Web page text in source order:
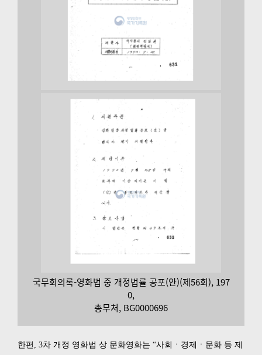
국무회의록-영화법 중 개정법률 공포(안)(제56회), 197
0,
총무처, BG0000696
한편, 3차 개정 영화법 상 문화영화는 “사회ㆍ경제ㆍ문화 등 제